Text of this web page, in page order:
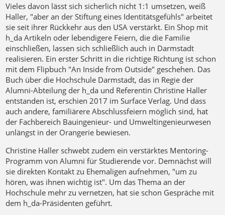
Vieles davon lässt sich sicherlich nicht 1:1 umsetzen, weiß
Haller, "aber an der Stiftung eines Identitätsgefühls" arbeitet
sie seit ihrer Rückkehr aus den USA verstärkt. Ein Shop mit
h_da Artikeln oder lebendigere Feiern, die die Familie
einschließen, lassen sich schließlich auch in Darmstadt
realisieren. Ein erster Schritt in die richtige Richtung ist schon
mit dem Flipbuch "An Inside from Outside" geschehen. Das
Buch über die Hochschule Darmstadt, das in Regie der
Alumni-Abteilung der h_da und Referentin Christine Haller
entstanden ist, erschien 2017 im Surface Verlag. Und dass
auch andere, familiärere Abschlussfeiern möglich sind, hat
der Fachbereich Bauingenieur- und Umweltingenieurwesen
unlängst in der Orangerie bewiesen.
Christine Haller schwebt zudem ein verstärktes Mentoring-
Programm von Alumni für Studierende vor. Demnächst will
sie direkten Kontakt zu Ehemaligen aufnehmen, "um zu
hören, was ihnen wichtig ist". Um das Thema an der
Hochschule mehr zu vernetzen, hat sie schon Gespräche mit
dem h_da-Präsidenten geführt.